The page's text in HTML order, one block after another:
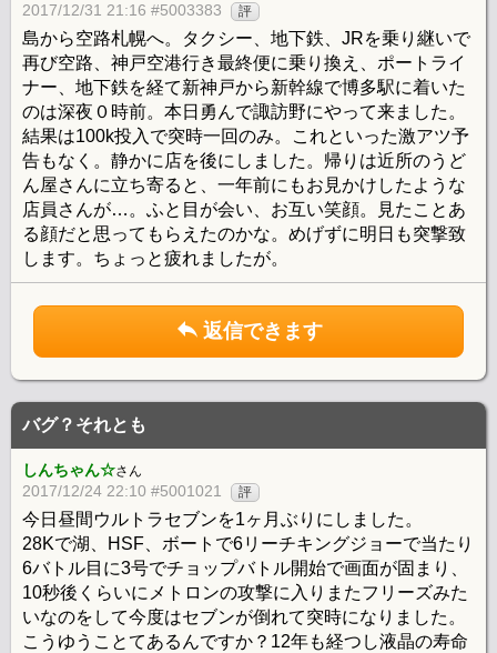
2017/12/31 21:16 #5003383 評
島から空路札幌へ。タクシー、地下鉄、JRを乗り継いで
再び空路、神戸空港行き最終便に乗り換え、ポートライ
ナー、地下鉄を経て新神戸から新幹線で博多駅に着いた
のは深夜０時前。本日勇んで諏訪野にやって来ました。
結果は100k投入で突時一回のみ。これといった激アツ予
告もなく。静かに店を後にしました。帰りは近所のうど
ん屋さんに立ち寄ると、一年前にもお見かけしたような
店員さんが…。ふと目が会い、お互い笑顔。見たことあ
る顔だと思ってもらえたのかな。めげずに明日も突撃致
します。ちょっと疲れましたが。
返信できます
バグ？それとも
しんちゃん☆さん
2017/12/24 22:10 #5001021 評
今日昼間ウルトラセブンを1ヶ月ぶりにしました。
28Kで湖、HSF、ボートで6リーチキングジョーで当たり
6バトル目に3号でチョップバトル開始で画面が固まり、
10秒後くらいにメトロンの攻撃に入りまたフリーズみた
いなのをして今度はセブンが倒れて突時になりました。
こうゆうことてあるんですか？12年も経つし液晶の寿命